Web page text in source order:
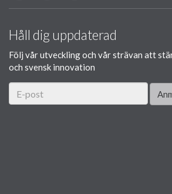
Håll dig uppdaterad
Följ vår utveckling och vår strävan att
och svensk innovation